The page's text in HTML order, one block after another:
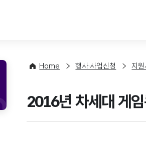
Home 행사·사업신청 지
2016년 차세대 게